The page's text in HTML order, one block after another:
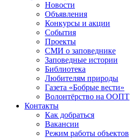
Новости
Объявления
Конкурсы и акции
События
Проекты
СМИ о заповеднике
Заповедные истории
Библиотека
Любителям природы
Газета «Бобрые вести»
Волонтёрство на ООПТ
Контакты
Как добраться
Вакансии
Режим работы объектов